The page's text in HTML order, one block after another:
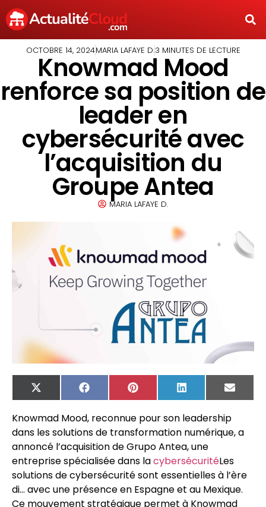
OCTOBRE 14, 2024MARIA LAFAYE D.3 MINUTES DE LECTURE
Knowmad Mood
renforce sa position de
leader en
cybersécurité avec
l’acquisition du
Groupe Antea
MARIA LAFAYE D.
X
(Twitter)
FacebookPinterest LinkedIn
Email
Knowmad Mood, reconnue pour son leadership
dans les solutions de transformation numérique, a
annoncé l’acquisition de Grupo Antea, une
entreprise spécialisée dans lacybersécuritéLes
solutions de cybersécurité sont essentielles à l’ère
di… avec une présence en Espagne et au Mexique.
Ce mouvement stratégique permet à Knowmad